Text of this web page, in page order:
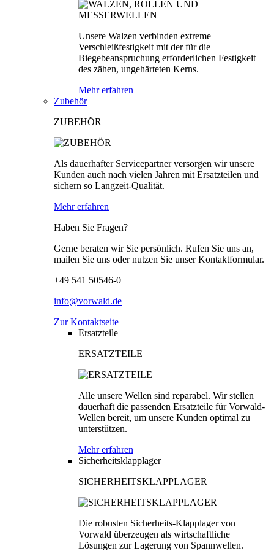
Unsere Walzen verbinden extreme
Verschleißfestigkeit mit der für die
Biegebeanspruchung erforderlichen Festigkeit
des zähen, ungehärteten Kerns.
Mehr erfahren
Zubehör
ZUBEHÖR
Als dauerhafter Servicepartner versorgen wir unsere
Kunden auch nach vielen Jahren mit Ersatzteilen und
sichern so Langzeit-Qualität.
Mehr erfahren
Haben Sie Fragen?
Gerne beraten wir Sie persönlich. Rufen Sie uns an,
mailen Sie uns oder nutzen Sie unser Kontaktformular.
+49 541 50546-0
info@vorwald.de
Zur Kontaktseite
Ersatzteile
ERSATZTEILE
Alle unsere Wellen sind reparabel. Wir stellen
dauerhaft die passenden Ersatzteile für Vorwald-
Wellen bereit, um unsere Kunden optimal zu
unterstützen.
Mehr erfahren
Sicherheitsklapplager
SICHERHEITSKLAPPLAGER
Die robusten Sicherheits-Klapplager von
Vorwald überzeugen als wirtschaftliche
Lösungen zur Lagerung von Spannwellen.